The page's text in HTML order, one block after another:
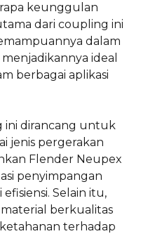
keunggulan
dari coupling ini
dalam
ideal
berbagai aplikasi
ini dirancang untuk
jenis pergerakan
Flender Neupex
penyimpangan
Selain itu,
berkualitas
terhadap